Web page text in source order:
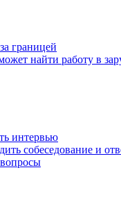
границей
найти работу в
интервью
собеседование и